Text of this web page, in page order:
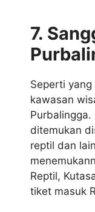
7.
Seperti
kawasan
ditemukan
reptil dan
Reptil,
tiket masuk